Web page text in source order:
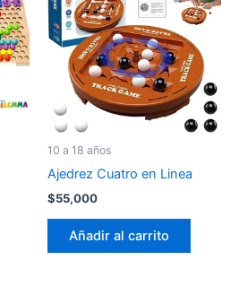
10 a 18 años
Ajedrez Cuatro en Linea
$55,000
Añadir al carrito